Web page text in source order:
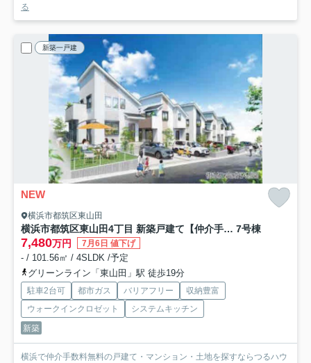
る
新築一戸建
NEW
横浜市都筑区東山田
横浜市都筑区東山田4丁目 新築戸建て【仲介手数料無料】 7号棟
7,480万円 7月6日 値下げ
- / 101.56㎡ / 4SLDK /予定
グリーンライン「東山田」駅 徒歩19分
駐車2台可 都市ガス バリアフリー
収納豊富
ウォークインクロゼット
システムキッチン
新築
横浜で仲介手数料無料の戸建て・マンション・土地を探すならつるハウ